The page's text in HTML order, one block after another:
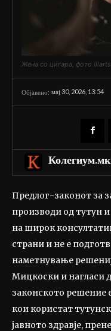
Жена со цигара, фото
Објавено: мај 30, 2026, 13:54
Колегиум.мк
Предлог-законот за
производи од тутун
на широк
страни и не е
наметнување
Мицкоски и нагласи
законското решение
кои користат
јавното здравје,